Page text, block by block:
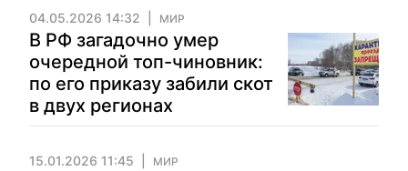
04.05.2026 14:32 МИР
В РФ загадочно умер
очередной топ-чиновник:
по его приказу забили скот
в двух регионах
15.01.2026 11:45 МИР